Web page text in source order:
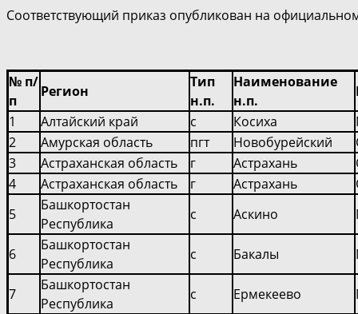
Соответствующий приказ опубликован на
№ п/
п
Регион
Тип
н.п.
Наименование
н.п.
1
Алтайский край с Косиха
2
Амурская область пгт Новобурейский
3
Астраханская область г Астрахань
4
Астраханская область г Астрахань
5
Башкортостан
Республика
с Аскино
6
Башкортостан
Республика
с Бакалы
7
Башкортостан
Республика
с Ермекеево